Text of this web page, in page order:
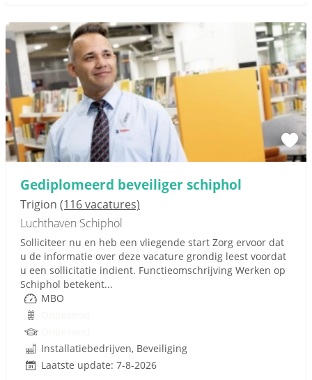
Gediplomeerd beveiliger schiphol
Trigion (116 vacatures)
Luchthaven Schiphol
Solliciteer nu en heb een vliegende start Zorg ervoor dat
u de informatie over deze vacature grondig leest voordat
u een sollicitatie indient. Functieomschrijving Werken op
Schiphol betekent...
MBO
Installatiebedrijven, Beveiliging
Laatste update: 7-8-2026